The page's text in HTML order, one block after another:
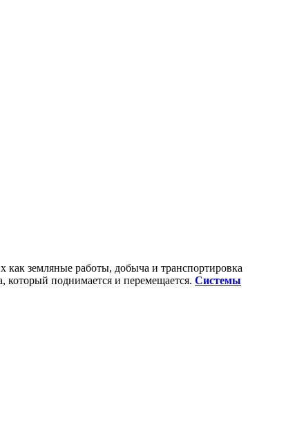
как земляные работы, добыча и транспортировка
который поднимается и перемещается. Системы